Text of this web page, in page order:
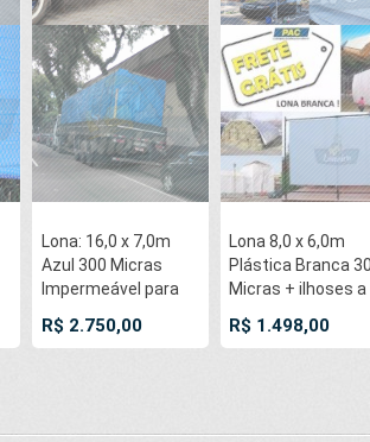
Lona: 16,0 x 7,0m
Azul 300 Micras
Impermeável para
impermeabilização
R$ 2.750,00
Lona 8,0 x 6,0m
Plástica Branca
Micras + ilhoses a
Telhado Barraca
LonaFlex 20cm
R$ 1.498,00